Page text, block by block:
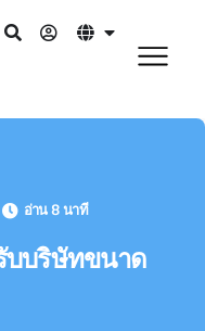
อ่าน 8 นาที
บบริษัทขนาด